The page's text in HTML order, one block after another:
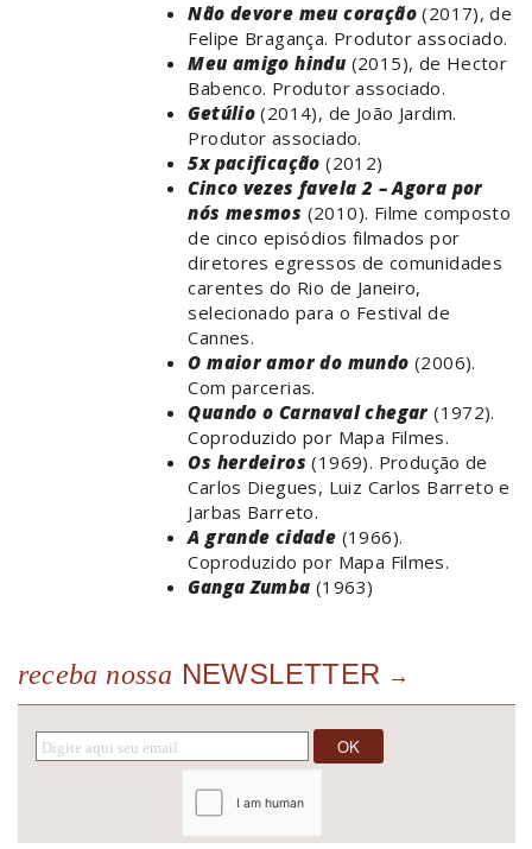
Não devore meu coração(2017), de
Felipe Bragança. Produtor associado.
Meu amigo hindu (2015), de Hector
Babenco. Produtor associado.
Getúlio (2014), de João Jardim.
Produtor associado.
5x pacificação (2012)
Cinco vezes favela 2 – Agora por
nós mesmos (2010). Filme composto
de cinco episódios filmados por
diretores egressos de comunidades
carentes do Rio de Janeiro,
selecionado para o Festival de
Cannes.
O maior amor do mundo (2006).
Com parcerias.
Quando o Carnaval chegar (1972).
Coproduzido por Mapa Filmes.
Os herdeiros (1969). Produção de
Carlos Diegues, Luiz Carlos Barreto e
Jarbas Barreto.
A grande cidade (1966).
Coproduzido por Mapa Filmes.
Ganga Zumba (1963)
receba nossa NEWSLETTER